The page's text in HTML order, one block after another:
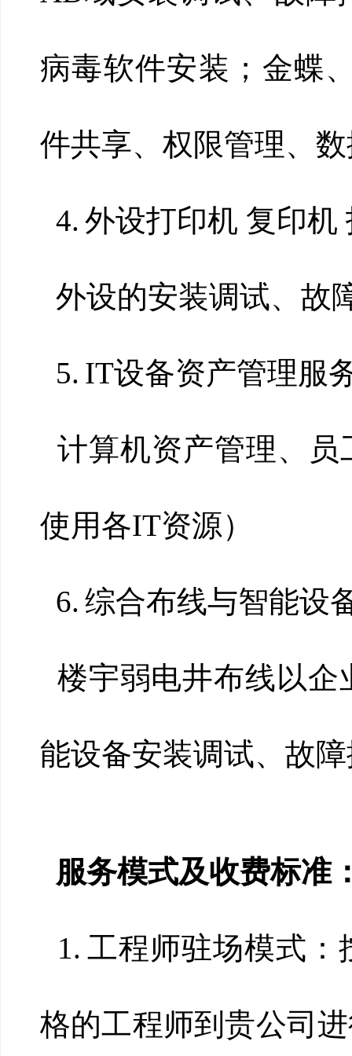
病毒软件安装；金蝶
件共享、权限管理、
4. 外设打印机 复印机
外设的安装调试、故
5. IT设备资产管理服
计算机资产管理、
使用各IT资源）
6. 综合布线与智能设
楼宇弱电井布线以企
能设备安装调试、故
服务模式及收费标准
1. 工程师驻场模式：
格的工程师到贵公司